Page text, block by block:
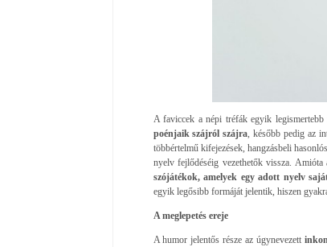
A faviccek a népi tréfák egyik
poénjaik szájról szájra , később pedig az
többértelmű kifejezések, hangzásbeli
nyelv fejlődéséig vezethetők vissza.
szójátékok, amelyek egy adott nyelv
egyik legősibb formáját jelentik, hiszen
A meglepetés ereje
A humor jelentős része az úgynevezett